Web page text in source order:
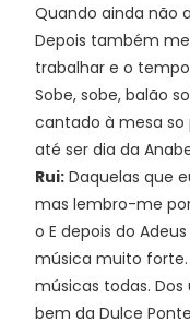
Quando ainda não
Depois também
trabalhar e o
Sobe, sobe, balão
cantado à mesa
até ser dia da
Rui: Daquelas que
mas lembro-me
o E depois do
música muito
músicas todas.
bem da Dulce